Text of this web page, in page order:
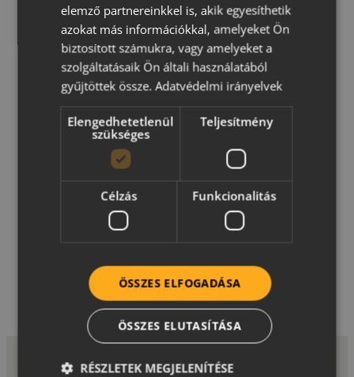
barabasg@ter
ranterko.hu
elemző partnereinkkel is, akik egyesíthetik
azokat más információkkal, amelyeket Ön
biztosított számukra, vagy amelyeket a
szolgáltatásaik Ön általi használatából
gyűjtöttek össze.Adatvédelmi irányelvek
Elengedhetetlenül
szükséges
Teljesítmény
Célzás Funkcionalitás
ÖSSZES ELFOGADÁSA
ÖSSZES ELUTASÍTÁSA
RÉSZLETEK MEGJELENÍTÉSE